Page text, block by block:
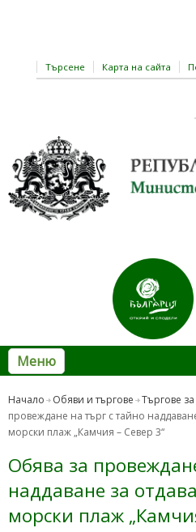
Търсене Карта на сайта
Меню
Начало Обяви и търгове Търгове
провеждане на търг с тайно
морски плаж „Камчия – Север 3“
Обява за
наддаване за
морски плаж